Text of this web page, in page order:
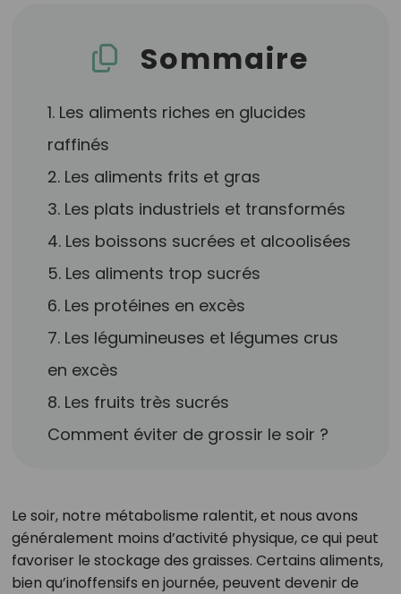
Sommaire
1. Les aliments riches en glucides
raffinés
2. Les aliments frits et gras
3. Les plats industriels et transformés
4. Les boissons sucrées et alcoolisées
5. Les aliments trop sucrés
6. Les protéines en excès
7. Les légumineuses et légumes crus
en excès
8. Les fruits très sucrés
Comment éviter de grossir le soir ?
Le soir, notre métabolisme ralentit, et nous avons
généralement moins d’activité physique, ce qui peut
favoriser le stockage des graisses. Certains aliments,
bien qu’inoffensifs en journée, peuvent devenir de